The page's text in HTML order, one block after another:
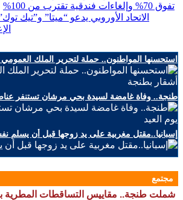
تفوق 70% وإلغاءات فندقية تقترب من 100%
الاتحاد الأوروبي يدعو “ميتا” و”تيك
استحسنها المواطنون.. حملة لتحرير الملك
طنجة.. وفاة غامضة لسيدة بحي مرشان تستنفر
إسبانيا..مقتل مغربية على يد زوجها قبل أن يسلم
مجتمع
شملت طنجة.. مقاييس التساقطات المطرية